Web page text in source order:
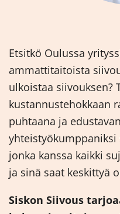
Etsitkö Oulussa
ammattitaitoista
ulkoistaa siivouksen?
kustannustehokkaan
puhtaana ja
jonka kanssa kaikki
ja sinä saat keskittyä
Siskon Siivous